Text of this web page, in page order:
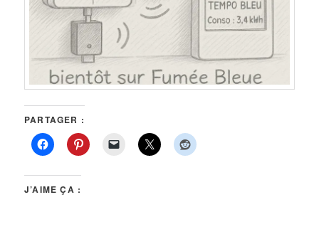
PARTAGER :
J’AIME ÇA :